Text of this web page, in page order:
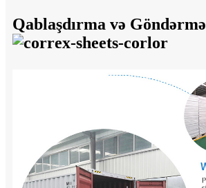
Qablaşdırma və Göndərmə